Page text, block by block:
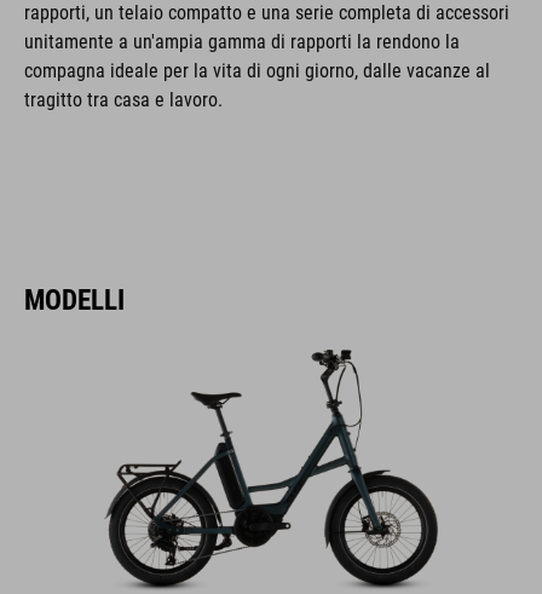
rapporti, un telaio compatto e una serie completa di accessori
unitamente a un'ampia gamma di rapporti la rendono la
compagna ideale per la vita di ogni giorno, dalle vacanze al
tragitto tra casa e lavoro.
MODELLI